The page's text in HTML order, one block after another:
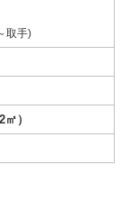
取手)
）